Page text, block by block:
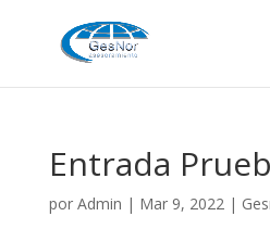
Entrada
por Admin | Mar 9, 2022|